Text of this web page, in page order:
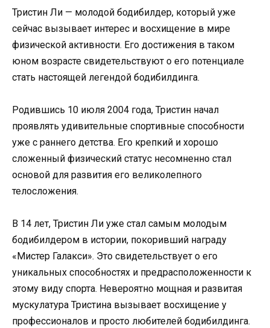
Тристин Ли — молодой бодибилдер, который уже
сейчас вызывает интерес и восхищение в мире
физической активности. Его достижения в таком
юном возрасте свидетельствуют о его потенциале
стать настоящей легендой бодибилдинга.
Родившись 10 июля 2004 года, Тристин начал
проявлять удивительные спортивные способности
уже с раннего детства. Его крепкий и хорошо
сложенный физический статус несомненно стал
основой для развития его великолепного
телосложения.
В 14 лет, Тристин Ли уже стал самым молодым
бодибилдером в истории, покоривший награду
«Мистер Галакси». Это свидетельствует о его
уникальных способностях и предрасположенности к
этому виду спорта. Невероятно мощная и развитая
мускулатура Тристина вызывает восхищение у
профессионалов и просто любителей бодибилдинга.